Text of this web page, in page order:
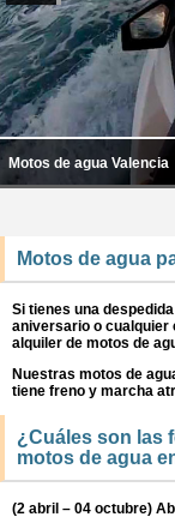
Motos de agua Valencia
Motos de agua
Si tienes una
aniversario o cualquier
alquiler de motos de
Nuestras motos de
tiene freno y marcha
¿Cuáles son las
motos de agua
(2 abril – 04 octubre)
PACKS
FECHAS